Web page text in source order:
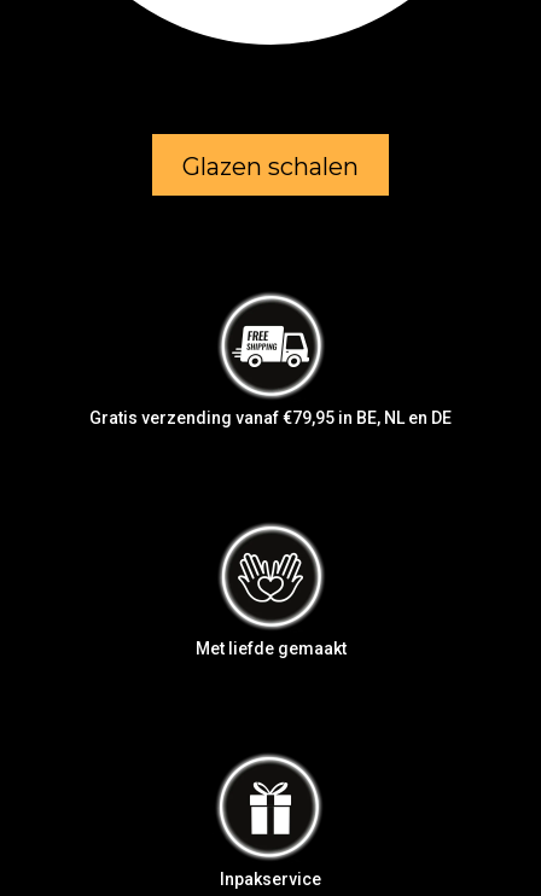
Glazen schalen
Gratis verzending vanaf €79,95 in BE, NL en DE
Met liefde gemaakt
Inpakservice